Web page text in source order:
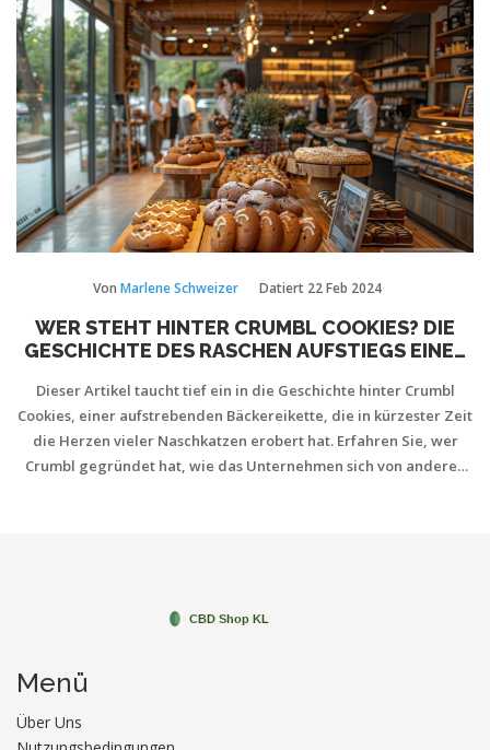
Von Marlene Schweizer Datiert 22 Feb 2024
WER STEHT HINTER CRUMBL COOKIES? DIE
GESCHICHTE DES RASCHEN AUFSTIEGS EINER
Dieser Artikel taucht tief ein in die Geschichte hinter Crumbl
Cookies, einer aufstrebenden Bäckereikette, die in kürzester Zeit
die Herzen vieler Naschkatzen erobert hat. Erfahren Sie, wer
Crumbl gegründet hat, wie das Unternehmen sich von anderen
Menü
Über Uns